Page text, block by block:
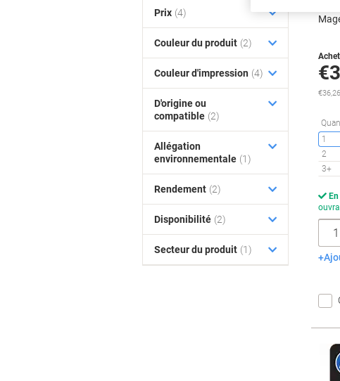
1
2
3+
Prix (4)
Couleur du produit (2)
Couleur d'impression (4)
D'origine ou
compatible (2)
Allégation
environnementale (1)
Rendement (2)
Disponibilité (2)
Secteur du produit (1)